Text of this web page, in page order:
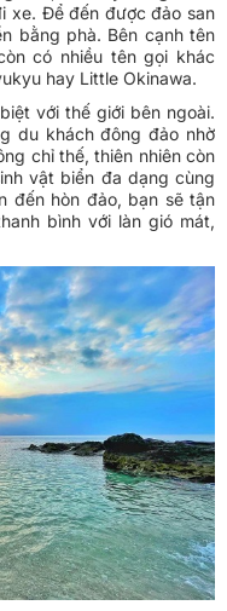
xe. Để đến được đảo san
bằng phà. Bên cạnh tên
có nhiều tên gọi khác
hay Little Okinawa.
với thế giới bên ngoài.
du khách đông đảo nhờ
chỉ thế, thiên nhiên còn
vật biển đa dạng cùng
đến hòn đảo, bạn sẽ tận
bình với làn gió mát,